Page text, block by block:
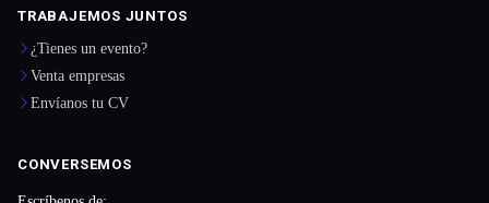
TRABAJEMOS JUNTOS
¿Tienes un evento?
Venta empresas
Envíanos tu CV
CONVERSEMOS